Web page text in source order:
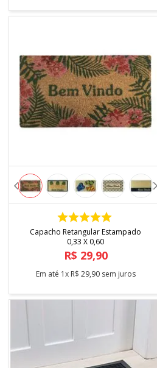
COMPRAR
Capacho Retangular Estampado
0,33 X 0,60
R$ 29,90
Em até 1x R$ 29,90sem juros